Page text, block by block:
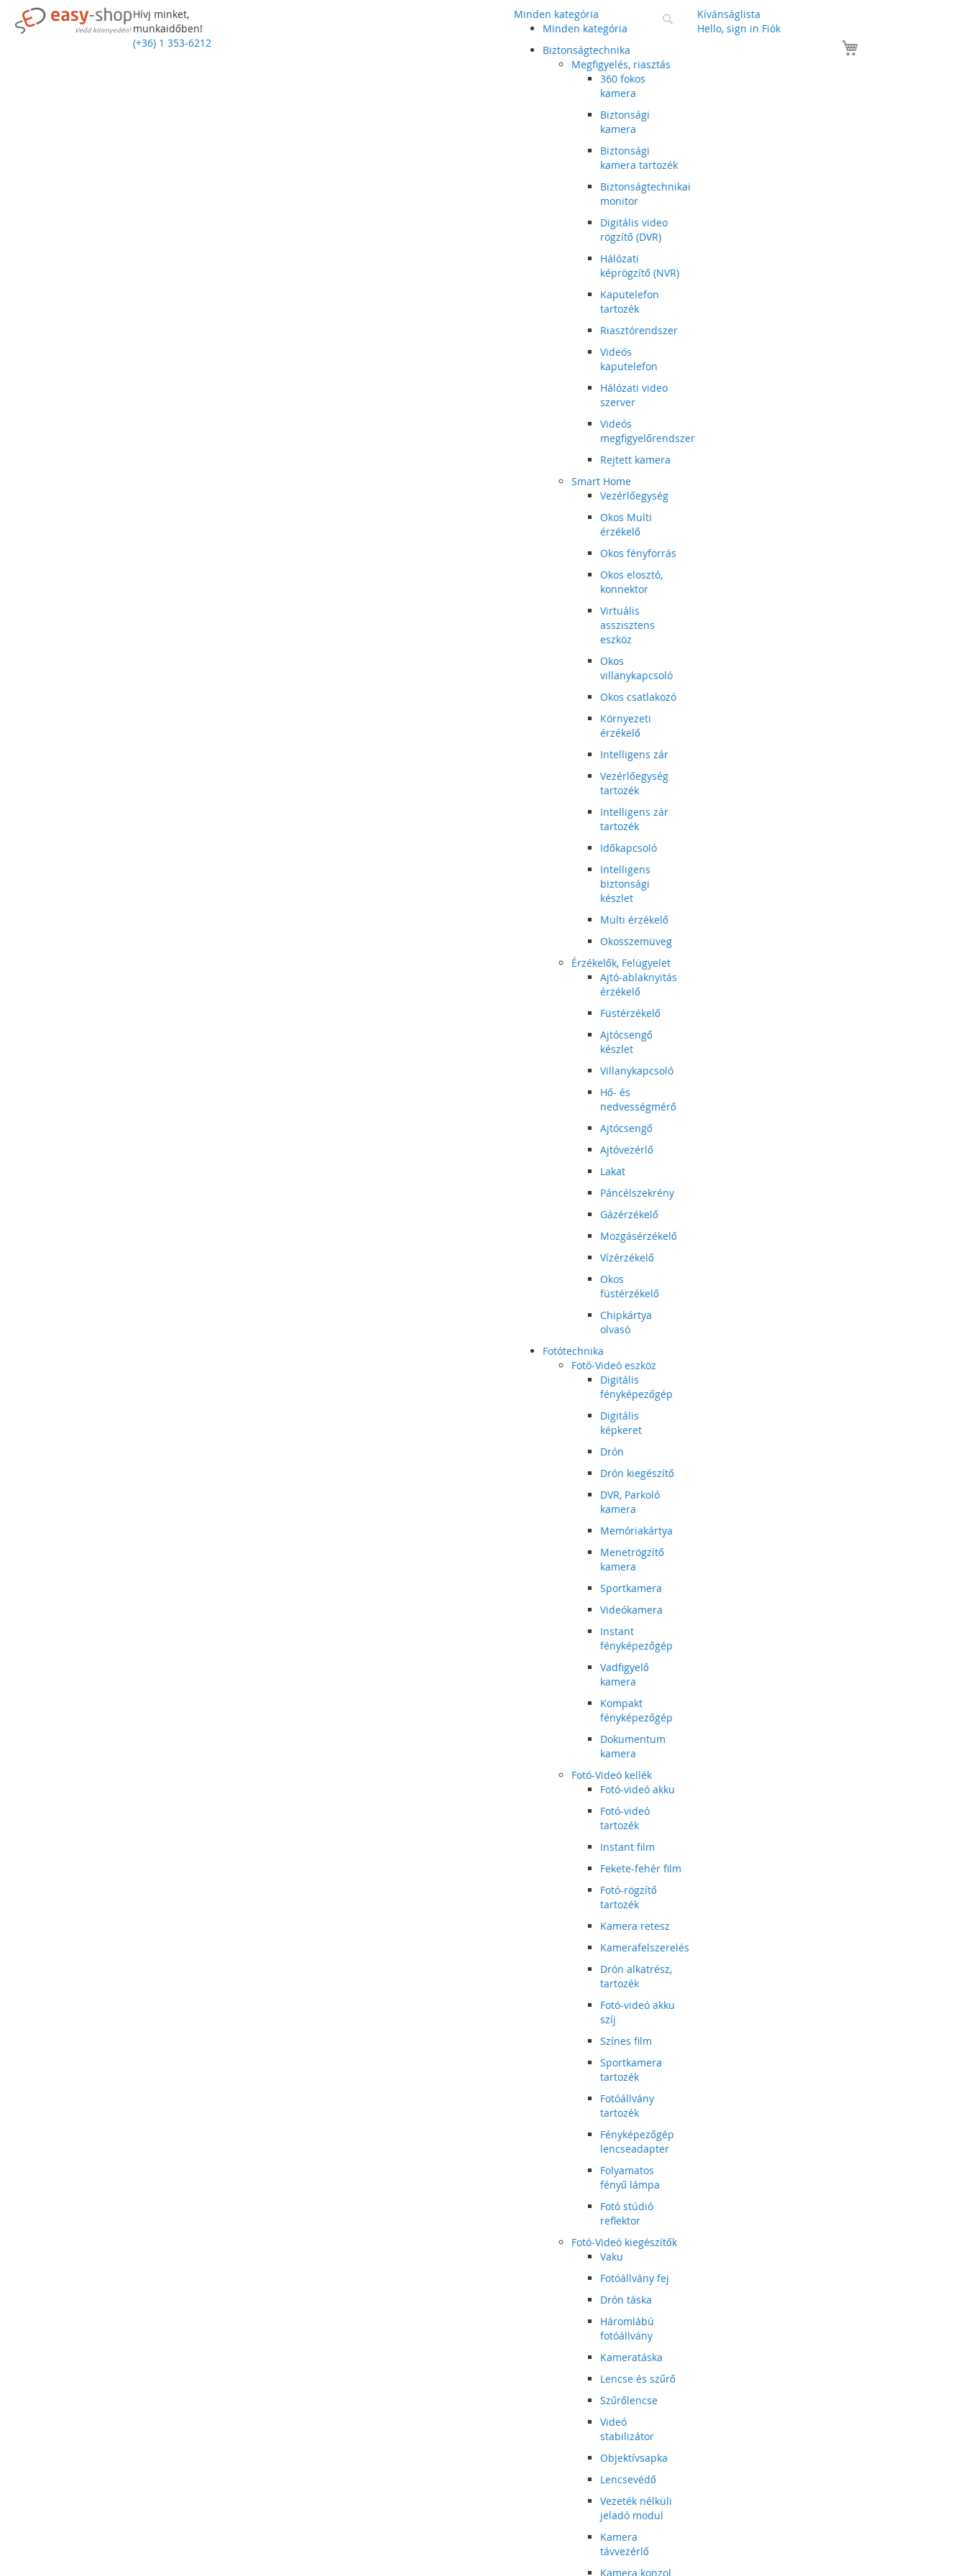
Hívj minket,
munkaidőben!
(+36) 1 353-6212
Minden kategória
Minden kategória
Biztonságtechnika
Megfigyelés, riasztás
360 fokos
kamera
Biztonsági
kamera
Biztonsági
kamera tartozék
Biztonságtechnikai
monitor
Digitális video
rögzítő (DVR)
Hálózati
képrögzítő (NVR)
Kaputelefon
tartozék
Riasztórendszer
Videós
kaputelefon
Hálózati video
szerver
Videós
megfigyelőrendszer
Rejtett kamera
Smart Home
Vezérlőegység
Okos Multi
érzékelő
Okos fényforrás
Okos elosztó,
konnektor
Virtuális
asszisztens
eszköz
Okos
villanykapcsoló
Okos csatlakozó
Környezeti
érzékelő
Intelligens zár
Vezérlőegység
tartozék
Intelligens zár
tartozék
Időkapcsoló
Intelligens
biztonsági
készlet
Multi érzékelő
Okosszemüveg
Érzékelők, Felügyelet
Ajtó-ablaknyitás
érzékelő
Füstérzékelő
Ajtócsengő
készlet
Villanykapcsoló
Hő- és
nedvességmérő
Ajtócsengő
Ajtóvezérlő
Lakat
Páncélszekrény
Gázérzékelő
Mozgásérzékelő
Vízérzékelő
Okos
füstérzékelő
Chipkártya
olvasó
Fotótechnika
Fotó-Videó eszköz
Digitális
fényképezőgép
Digitális
képkeret
Drón
Drón kiegészítő
DVR, Parkoló
kamera
Memóriakártya
Menetrögzítő
kamera
Sportkamera
Videókamera
Instant
fényképezőgép
Vadfigyelő
kamera
Kompakt
fényképezőgép
Dokumentum
kamera
Fotó-Videó kellék
Fotó-videó akku
Fotó-videó
tartozék
Instant film
Fekete-fehér film
Fotó-rögzítő
tartozék
Kamera retesz
Kamerafelszerelés
Drón alkatrész,
tartozék
Fotó-videó akku
szíj
Színes film
Sportkamera
tartozék
Fotóállvány
tartozék
Fényképezőgép
lencseadapter
Folyamatos
fényű lámpa
Fotó stúdió
reflektor
Fotó-Videó kiegészítők
Vaku
Fotóállvány fej
Drón táska
Háromlábú
fotóállvány
Kameratáska
Lencse és szűrő
Szűrőlencse
Videó
stabilizátor
Objektívsapka
Lencsevédő
Vezeték nélküli
jeladó modul
Kamera
távvezérlő
Kamera konzol
KeresésKívánságlista
Hello, sign in Fiók